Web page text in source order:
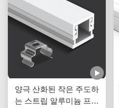
양극 산화된 작은 주도하
는 스트립 알루미늄 프로